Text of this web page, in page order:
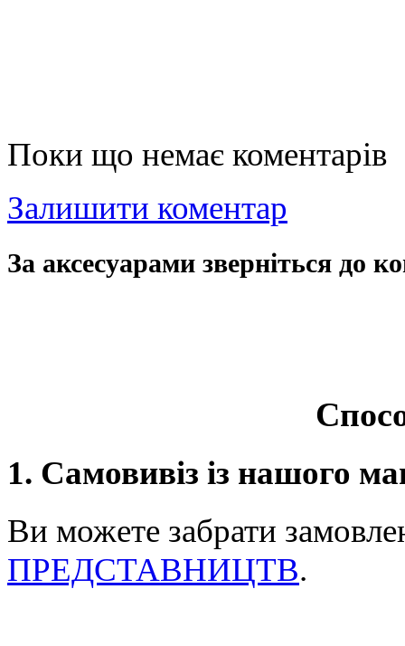
Поки що немає коментарів
Залишити коментар
За аксесуарами зверніться до
1. Самовивіз із нашого
Ви можете забрати
ПРЕДСТАВНИЦТВ.